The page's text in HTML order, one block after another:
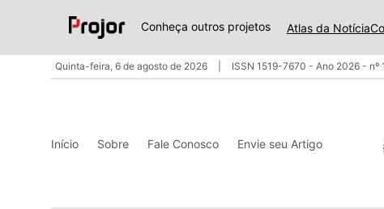
Conheça outros projetos Atlas da Notícia
Quinta-feira, 6 de agosto de 2026 ISSN 1519-7670 - Ano 2026 - nº
Início Sobre Fale Conosco Envie seu Artigo